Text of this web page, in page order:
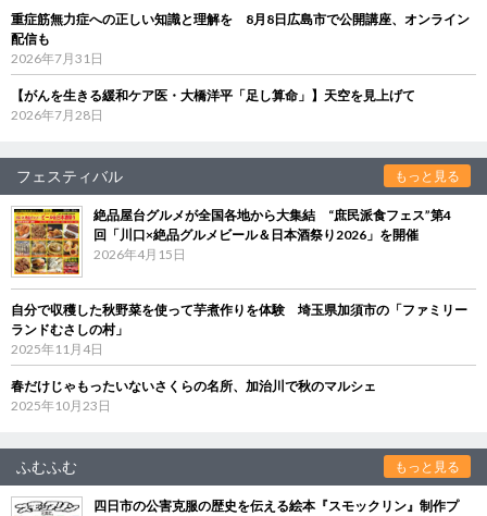
重症筋無力症への正しい知識と理解を 8月8日広島市で公開講座、オンライン
配信も
2026年7月31日
【がんを生きる緩和ケア医・大橋洋平「足し算命」】天空を見上げて
2026年7月28日
フェスティバル もっと見る
絶品屋台グルメが全国各地から大集結 “庶民派食フェス”第4
回「川口×絶品グルメビール＆日本酒祭り2026」を開催
2026年4月15日
自分で収穫した秋野菜を使って芋煮作りを体験 埼玉県加須市の「ファミリー
ランドむさしの村」
2025年11月4日
春だけじゃもったいないさくらの名所、加治川で秋のマルシェ
2025年10月23日
ふむふむ もっと見る
四日市の公害克服の歴史を伝える絵本『スモックリン』制作プ